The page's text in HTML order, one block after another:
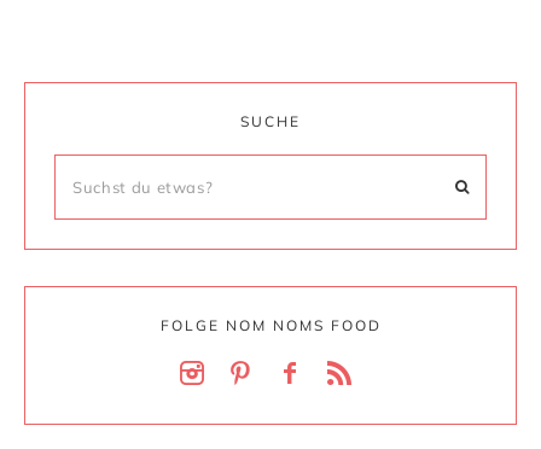
SUCHE
FOLGE NOM NOMS FOOD